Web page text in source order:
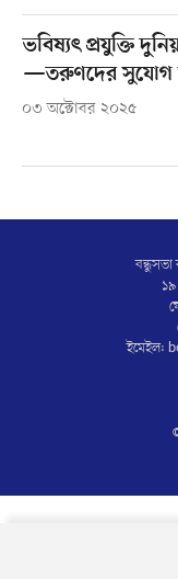
ভবিষ্যৎ প্রযুক্তি
—তরুণদের সুযোগ
০৩ অক্টোবর ২০২৫
ইমেইল: